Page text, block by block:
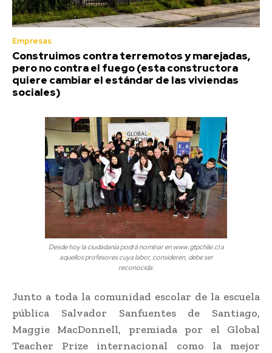
Empresas
Construimos contra terremotos y marejadas,
pero no contra el fuego (esta constructora
quiere cambiar el estándar de las viviendas
sociales)
Desde hoy la ciudadanía podrá nominar en www.gtpchile.cl a
aquellos profesores cuya labor, consideren, debe ser
reconocida.
Junto a toda la comunidad escolar de la escuela
pública Salvador Sanfuentes de Santiago,
Maggie MacDonnell, premiada por el Global
Teacher Prize internacional como la mejor